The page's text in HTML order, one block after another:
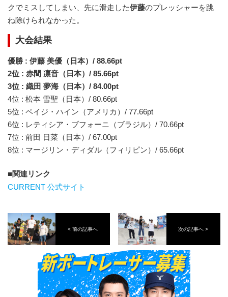
クでミスしてしまい、先に滑走した伊藤のプレッシャーを跳
ね除けられなかった。
大会結果
優勝 : 伊藤 美優（日本）/ 88.66pt
2位 : 赤間 凛音（日本）/ 85.66pt
3位 : 織田 夢海（日本）/ 84.00pt
4位 : 松本 雪聖（日本）/ 80.66pt
5位 : ペイジ・ハイン（アメリカ）/ 77.66pt
6位 : レティシア・ブフォーニ（ブラジル）/ 70.66pt
7位 : 前田 日菜（日本）/ 67.00pt
8位 : マージリン・ディダル（フィリピン）/ 65.66pt
関連リンク
CURRENT 公式サイト
< 前の記事へ 次の記事へ >